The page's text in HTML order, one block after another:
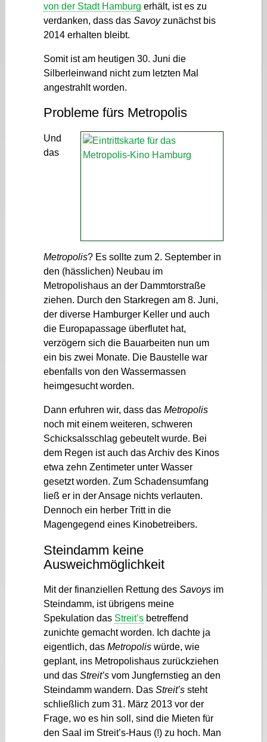
von der Stadt Hamburg erhält, ist es zu
verdanken, dass das Savoyzunächst bis
2014 erhalten bleibt.
Somit ist am heutigen 30. Juni die
Silberleinwand nicht zum letzten Mal
angestrahlt worden.
Probleme fürs Metropolis
Und
das
Metropolis? Es sollte zum 2. September in
den (hässlichen) Neubau im
Metropolishaus an der Dammtorstraße
ziehen. Durch den Starkregen am 8. Juni,
der diverse Hamburger Keller und auch
die Europapassage überflutet hat,
verzögern sich die Bauarbeiten nun um
ein bis zwei Monate. Die Baustelle war
ebenfalls von den Wassermassen
heimgesucht worden.
Dann erfuhren wir, dass das Metropolis
noch mit einem weiteren, schweren
Schicksalsschlag gebeutelt wurde. Bei
dem Regen ist auch das Archiv des Kinos
etwa zehn Zentimeter unter Wasser
gesetzt worden. Zum Schadensumfang
ließ er in der Ansage nichts verlauten.
Dennoch ein herber Tritt in die
Magengegend eines Kinobetreibers.
Steindamm keine
Ausweichmöglichkeit
Mit der finanziellen Rettung des Savoysim
Steindamm, ist übrigens meine
Spekulation das Streit’sbetreffend
zunichte gemacht worden. Ich dachte ja
eigentlich, das Metropoliswürde, wie
geplant, ins Metropolishaus zurückziehen
und das Streit’svom Jungfernstieg an den
Steindamm wandern. Das Streit’ssteht
schließlich zum 31. März 2013 vor der
Frage, wo es hin soll, sind die Mieten für
den Saal im Streit’s-Haus (!) zu hoch. Man